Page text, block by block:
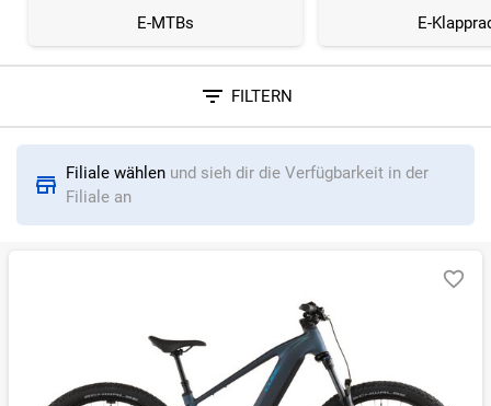
E-MTBs E-
FILTERN
Sortieren nach
RELEVANZ
BESTSELLER ERSPARNIS IN %
Filiale wählen und sieh dir die Verfügbarkeit in der
Filiale an